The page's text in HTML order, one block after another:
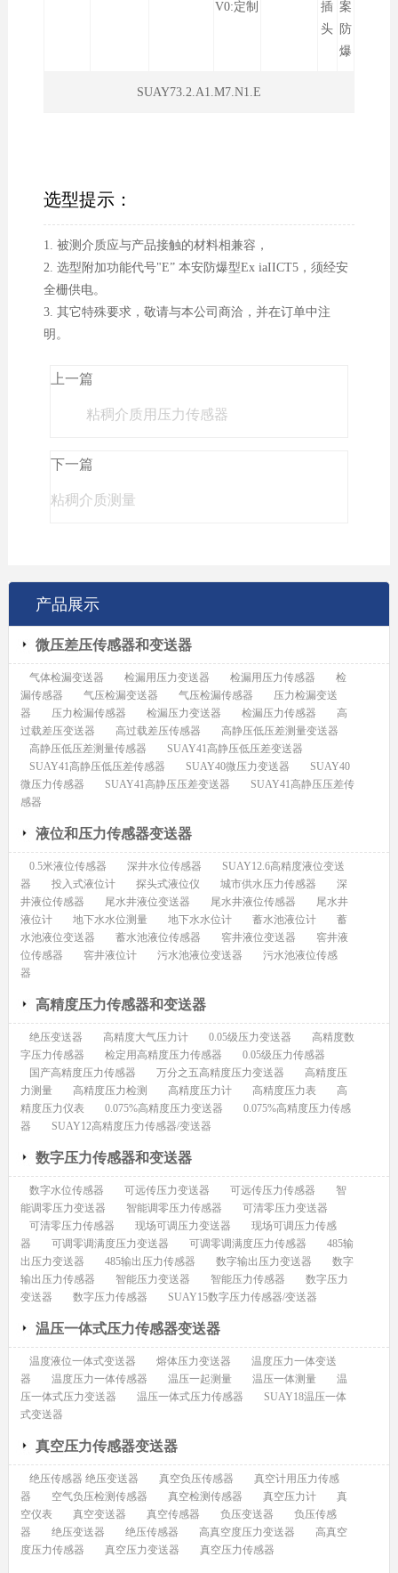
V0:定制
插
头
案
防
爆
SUAY73.2.A1.M7.N1.E
选型提示：
1. 被测介质应与产品接触的材料相兼容，
2. 选型附加功能代号"E” 本安防爆型Ex iaIICT5，须经安
全栅供电。
3. 其它特殊要求，敬请与本公司商洽，并在订单中注
明。
上一篇
粘稠介质用压力传感器
下一篇
粘稠介质测量
产品展示
微压差压传感器和变送器
气体检漏变送器 检漏用压力变送器 检漏用压力传感器
检
漏传感器
气压检漏变送器 气压检漏传感器
压力检漏变送
器
压力检漏传感器 检漏压力变送器 检漏压力传感器
高
过载差压变送器
高过载差压传感器
高静压低压差测量变送器
高静压低压差测量传感器
SUAY41高静压低压差变送器
SUAY41高静压低压差传感器
SUAY40微压力变送器
SUAY40
微压力传感器
SUAY41高静压压差变送器
SUAY41高静压压差传
感器
液位和压力传感器变送器
0.5米液位传感器 深井水位传感器
SUAY12.6高精度液位变送
器
投入式液位计 探头式液位仪 城市供水压力传感器
深
井液位传感器
尾水井液位变送器 尾水井液位传感器
尾水井
液位计
地下水水位测量 地下水水位计 蓄水池液位计
蓄
水池液位变送器
蓄水池液位传感器 窖井液位变送器
窖井液
位传感器
窖井液位计 污水池液位变送器
污水池液位传感
器
高精度压力传感器和变送器
绝压变送器 高精度大气压力计 0.05级压力变送器
高精度数
字压力传感器
检定用高精度压力传感器
0.05级压力传感器
国产高精度压力传感器
万分之五高精度压力变送器
高精度压
力测量
高精度压力检测 高精度压力计 高精度压力表
高
精度压力仪表
0.075%高精度压力变送器
0.075%高精度压力传感
器
SUAY12高精度压力传感器/变送器
数字压力传感器和变送器
数字水位传感器 可远传压力变送器 可远传压力传感器
智
能调零压力变送器
智能调零压力传感器
可清零压力变送器
可清零压力传感器
现场可调压力变送器
现场可调压力传感
器
可调零调满度压力变送器 可调零调满度压力传感器
485输
出压力变送器
485输出压力传感器 数字输出压力变送器
数字
输出压力传感器
智能压力变送器 智能压力传感器
数字压力
变送器
数字压力传感器 SUAY15数字压力传感器/变送器
温压一体式压力传感器变送器
温度液位一体式变送器 熔体压力变送器
温度压力一体变送
器
温度压力一体传感器 温压一起测量 温压一体测量
温
压一体式压力变送器
温压一体式压力传感器
SUAY18温压一体
式变送器
真空压力传感器变送器
绝压传感器 绝压变送器 真空负压传感器
真空计用压力传感
器
空气负压检测传感器 真空检测传感器 真空压力计
真
空仪表
真空变送器 真空传感器 负压变送器
负压传感
器
绝压变送器 绝压传感器 高真空度压力变送器
高真空
度压力传感器
真空压力变送器 真空压力传感器